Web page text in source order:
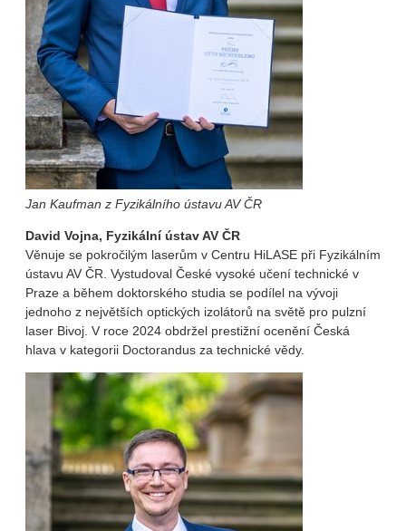
Jan Kaufman z Fyzikálního ústavu AV ČR
David Vojna, Fyzikální ústav AV ČR
Věnuje se pokročilým laserům v Centru HiLASE při Fyzikálním
ústavu AV ČR. Vystudoval České vysoké učení technické v
Praze a během doktorského studia se podílel na vývoji
jednoho z největších optických izolátorů na světě pro pulzní
laser Bivoj. V roce 2024 obdržel prestižní ocenění Česká
hlava v kategorii Doctorandus za technické vědy.